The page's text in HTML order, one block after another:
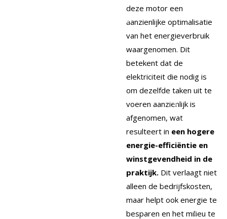
deze motor een
aanzienlijke optimalisatie
van het energieverbruik
waargenomen. Dit
betekent dat de
elektriciteit die nodig is
om dezelfde taken uit te
voeren aanzienlijk is
afgenomen, wat
resulteert in een hogere
energie-efficiëntie en
winstgevendheid in de
praktijk. Dit verlaagt niet
alleen de bedrijfskosten,
maar helpt ook energie te
besparen en het milieu te